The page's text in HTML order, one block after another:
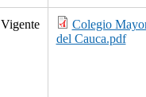
Vigente
Colegio
del Cauca.pdf